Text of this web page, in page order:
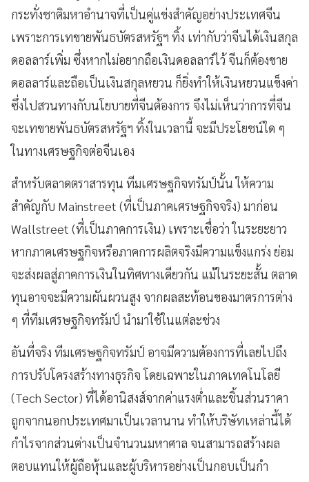
กระทั่งชาติมหาอำนาจที่เป็นคู่แข่งสำคัญอย่างประเทศจีน
เพราะการเทขายพันธบัตรสหรัฐฯ ทิ้ง เท่ากับว่าจีนได้เงินสกุล
ดอลลาร์เพิ่ม ซึ่งหากไม่อยากถือเงินดอลลาร์ไว้ จีนก็ต้องขาย
ดอลลาร์และถือเป็นเงินสกุลหยวน ก็ยิ่งทำให้เงินหยวนแข็งค่า
ซึ่งไปสวนทางกับนโยบายที่จีนต้องการ จึงไม่เห็นว่าการที่จีน
จะเทขายพันธบัตรสหรัฐฯ ทิ้งในเวลานี้ จะมีประโยชน์ใด ๆ
ในทางเศรษฐกิจต่อจีนเอง
สำหรับตลาดตราสารทุน ทีมเศรษฐกิจทรัมป์นั้น ให้ความ
สำคัญกับ Mainstreet (ที่เป็นภาคเศรษฐกิจจริง) มาก่อน
Wallstreet (ที่เป็นภาคการเงิน) เพราะเชื่อว่า ในระยะยาว
หากภาคเศรษฐกิจหรือภาคการผลิตจริงมีความแข็งแกร่ง ย่อม
จะส่งผลสู่ภาคการเงินในทิศทางเดียวกัน แม้ในระยะสั้น ตลาด
ทุนอาจจะมีความผันผวนสูง จากผลสะท้อนของมาตรการต่าง
ๆ ที่ทีมเศรษฐกิจทรัมป์ นำมาใช้ในแต่ละช่วง
อันที่จริง ทีมเศรษฐกิจทรัมป์ อาจมีความต้องการที่เลยไปถึง
การปรับโครงสร้างทางธุรกิจ โดยเฉพาะในภาคเทคโนโลยี
(Tech Sector) ที่ได้อานิสงส์จากค่าแรงต่ำและชิ้นส่วนราคา
ถูกจากนอกประเทศมาเป็นเวลานาน ทำให้บริษัทเหล่านี้ได้
กำไรจากส่วนต่างเป็นจำนวนมหาศาล จนสามารถสร้างผล
ตอบแทนให้ผู้ถือหุ้นและผู้บริหารอย่างเป็นกอบเป็นกำ